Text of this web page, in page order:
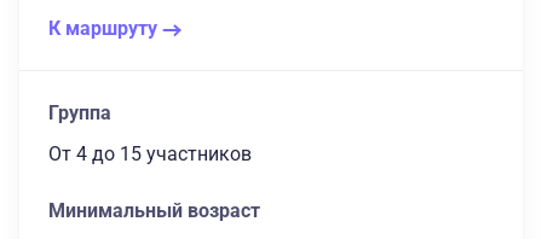
К маршруту
Группа
От 4 до 15 участников
Минимальный возраст